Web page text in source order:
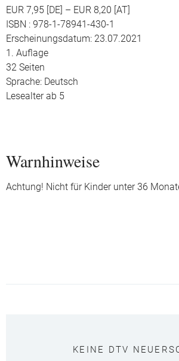
EUR 7,95 [DE] – EUR 8,20 [AT]
ISBN : 978-1-78941-430-1
Erscheinungsdatum: 23.07.2021
1. Auflage
32 Seiten
Sprache: Deutsch
Lesealter ab 5
Warnhinweise
Achtung! Nicht für Kinder unter 36
KEINE DTV